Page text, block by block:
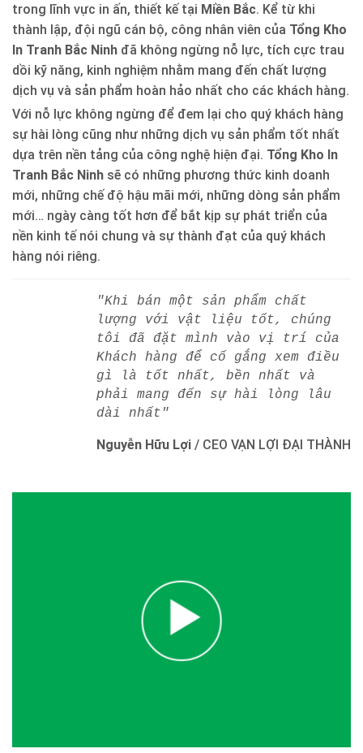
trong lĩnh vực in ấn, thiết kế tại Miền Bắc. Kể từ khi
thành lập, đội ngũ cán bộ, công nhân viên của Tổng Kho
In Tranh Bắc Ninh đã không ngừng nỗ lực, tích cực trau
dồi kỹ năng, kinh nghiệm nhằm mang đến chất lượng
dịch vụ và sản phẩm hoàn hảo nhất cho các khách hàng.
Với nỗ lực không ngừng để đem lại cho quý khách hàng
sự hài lòng cũng như những dịch vụ sản phẩm tốt nhất
dựa trên nền tảng của công nghệ hiện đại. Tổng Kho In
Tranh Bắc Ninh sẽ có những phương thức kinh doanh
mới, những chế độ hậu mãi mới, những dòng sản phẩm
mới… ngày càng tốt hơn để bắt kịp sự phát triển của
nền kinh tế nói chung và sự thành đạt của quý khách
hàng nói riêng.
"Khi bán một sản phẩm chất
lượng với vật liệu tốt, chúng
tôi đã đặt mình vào vị trí của
Khách hàng để cố gắng xem điều
gì là tốt nhất, bền nhất và
phải mang đến sự hài lòng lâu
dài nhất"
Nguyễn Hữu Lợi / CEO VẠN LỢI ĐẠI THÀNH